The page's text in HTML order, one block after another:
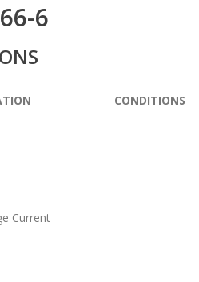
6
CONDITIONS
Current